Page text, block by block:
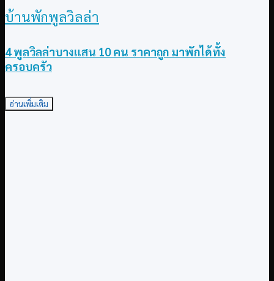
บ้านพักพูลวิลล่า
4 พูลวิลล่าบางแสน 10 คน ราคาถูก มาพักได้ทั้ง
ครอบครัว
อ่านเพิ่มเติม